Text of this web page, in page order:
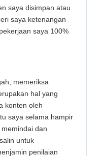
saya disimpan atau
saya ketenangan
saya 100%
memeriksa
hal yang
konten oleh
saya selama hampir
dan
untuk
penilaian